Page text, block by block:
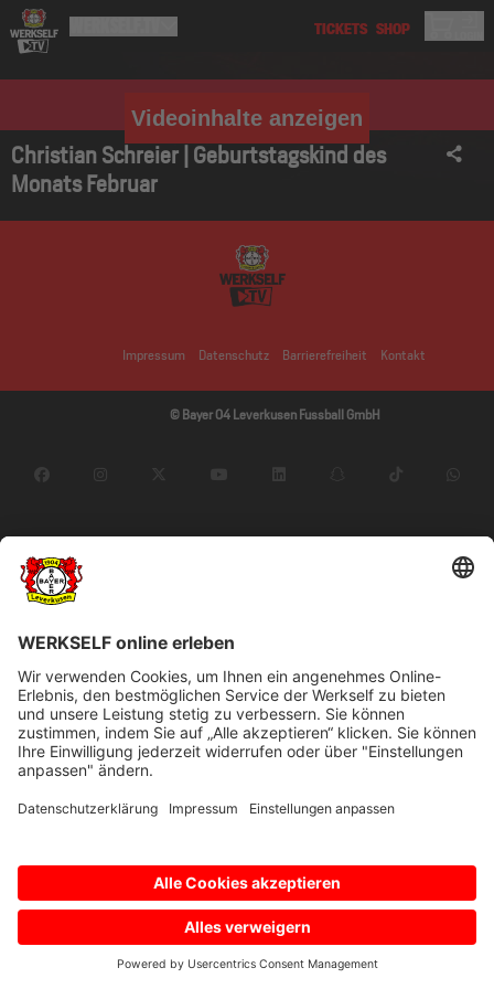
Videoinhalte anzeigen
Christian Schreier | Geburtstagskind des
Monats Februar
Impressum Datenschutz Barrierefreiheit Kontakt
© Bayer 04 Leverkusen Fussball GmbH